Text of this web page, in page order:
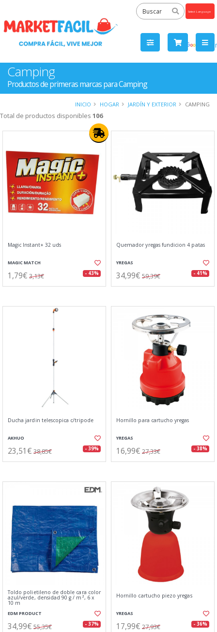
by
Camping
Productos de primeras marcas para Camping
INICIO HOGAR JARDÍN Y EXTERIOR CAMPING
Total de productos disponibles 106
Magic Instant+ 32 uds
MAGIC MATCH
1,79€ 3,13€ - 43%
Quemador yregas fundicion 4 patas
YREGAS
34,99€ 59,39€ - 41%
Ducha jardin telescopica c/tripode
AKHUO
23,51€ 38,85€ - 39%
Hornillo para cartucho yregas
YREGAS
16,99€ 27,33€ - 38%
Toldo polietileno de doble cara color
azul/verde, densidad 90 g / m², 6 x
10 m
EDM PRODUCT
34,99€ 55,35€ - 37%
Hornillo cartucho piezo yregas
YREGAS
17,99€ 27,93€ - 36%